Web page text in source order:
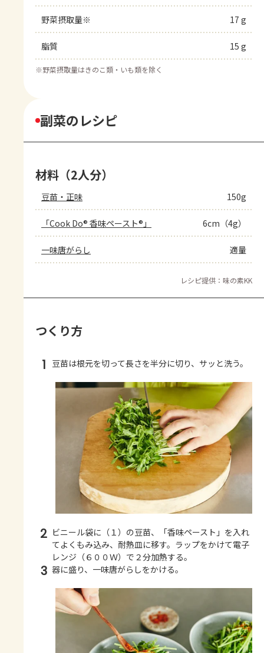
野菜摂取量※ 17 g
脂質 15 g
※野菜摂取量はきのこ類・いも類を除く
副菜のレシピ
材料（2人分）
豆苗・正味 150g
「Cook Do® 香味ペースト®」 6cm（4g）
一味唐がらし 適量
レシピ提供：味の素KK
つくり方
1 豆苗は根元を切って長さを半分に切り、サッと洗う。
2 ビニール袋に（１）の豆苗、「香味ペースト」を入れ
てよくもみ込み、耐熱皿に移す。ラップをかけて電子
レンジ（６００Ｗ）で２分加熱する。
3 器に盛り、一味唐がらしをかける。